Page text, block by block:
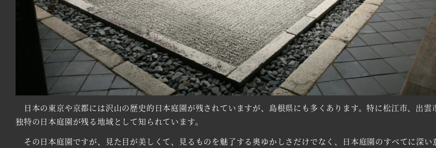
日本の東京や京都には沢山の歴史的日本庭園が残されていますが、島根県にも多くあります。特に松江市、出雲
独特の日本庭園が残る地域として知られています。
その日本庭園ですが、見た目が美しくて、見るものを魅了する奥ゆかしさだけでなく、日本庭園のすべてに深い